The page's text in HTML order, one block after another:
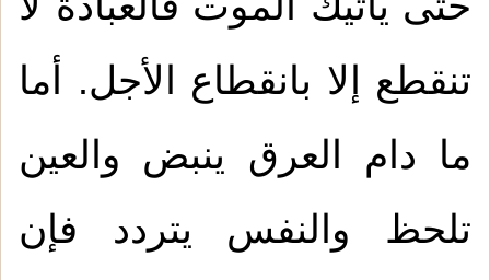
تنقطع إلا بانقطاع الأجل. أما
ما دام العرق ينبض والعين
تلحظ والنفس يتردد فإن